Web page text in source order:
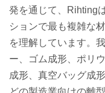
発を通じて、
Rihting
ションで最も複雑な
を理解しています。
ー、ゴム成形、ポリ
成形、真空バッグ成